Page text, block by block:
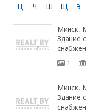
Ц
Ч Ш Щ Э
Минск,
Здание
1
Минск,
Здание